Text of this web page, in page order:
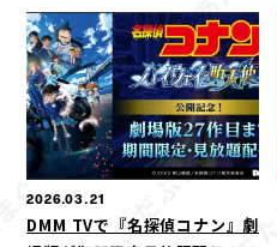
2026.03.21
DMM TVで『名探偵コナン』劇